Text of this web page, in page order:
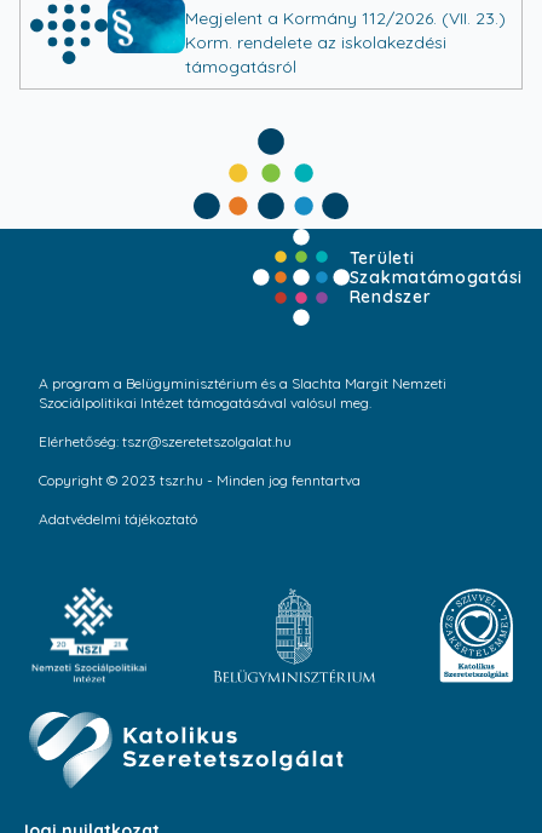
Megjelent a Kormány 112/2026. (VII. 23.)
Korm. rendelete az iskolakezdési
támogatásról
Területi
Szakmatámogatási
Rendszer
A program a Belügyminisztérium és a Slachta Margit Nemzeti
Szociálpolitikai Intézet támogatásával valósul meg.
Elérhetőség: tszr@szeretetszolgalat.hu
Copyright © 2023 tszr.hu - Minden jog fenntartva
Adatvédelmi tájékoztató